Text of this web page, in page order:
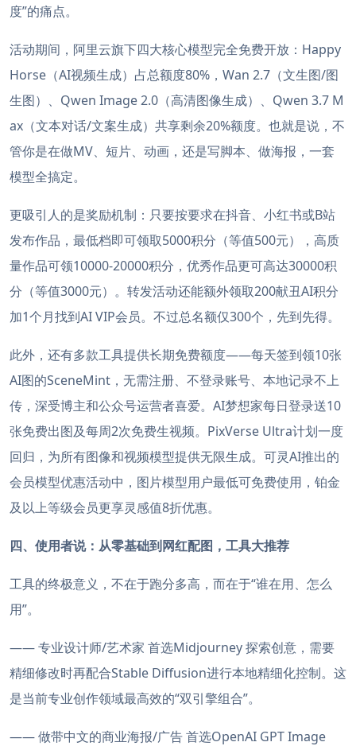
度”的痛点。
活动期间，阿里云旗下四大核心模型完全免费开放：Happy
Horse（AI视频生成）占总额度80%，Wan 2.7（文生图/图
生图）、Qwen Image 2.0（高清图像生成）、Qwen 3.7 M
ax（文本对话/文案生成）共享剩余20%额度。也就是说，不
管你是在做MV、短片、动画，还是写脚本、做海报，一套
模型全搞定。
更吸引人的是奖励机制：只要按要求在抖音、小红书或B站
发布作品，最低档即可领取5000积分（等值500元），高质
量作品可领10000-20000积分，优秀作品更可高达30000积
分（等值3000元）。转发活动还能额外领取200献丑AI积分
加1个月找到AI VIP会员。不过总名额仅300个，先到先得。
此外，还有多款工具提供长期免费额度——每天签到领10张
AI图的SceneMint，无需注册、不登录账号、本地记录不上
传，深受博主和公众号运营者喜爱。AI梦想家每日登录送10
张免费出图及每周2次免费生视频。PixVerse Ultra计划一度
回归，为所有图像和视频模型提供无限生成。可灵AI推出的
会员模型优惠活动中，图片模型用户最低可免费使用，铂金
及以上等级会员更享灵感值8折优惠。
四、使用者说：从零基础到网红配图，工具大推荐
工具的终极意义，不在于跑分多高，而在于“谁在用、怎么
用”。
—— 专业设计师/艺术家 首选Midjourney 探索创意，需要
精细修改时再配合Stable Diffusion进行本地精细化控制。这
是当前专业创作领域最高效的“双引擎组合”。
—— 做带中文的商业海报/广告 首选OpenAI GPT Image